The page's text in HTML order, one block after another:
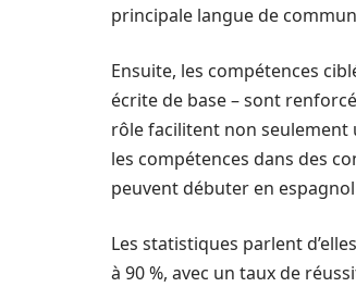
principale langue de
Ensuite, les compétences
écrite de base – sont
rôle facilitent non
les compétences dans des
peuvent débuter en
Les statistiques parlent
à 90 %, avec un taux de